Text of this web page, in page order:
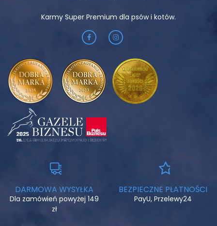
Zawsze zapewnij psu dostęp do świeżej, chłodnej wody.
Karmy Super Premium dla psów i kotów.
DARMOWA WYSYŁKA
Dla zamówień powyżej 149
zł
BEZPIECZNE PŁATNOŚCI
PayU, Przelewy24